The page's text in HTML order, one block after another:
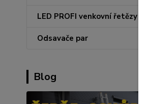
LED PROFI venkovní řetězy
Odsavače par
Blog